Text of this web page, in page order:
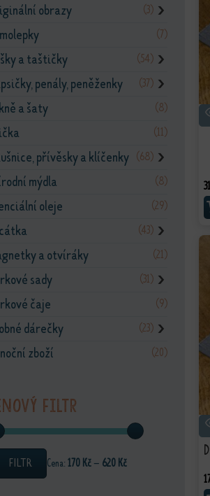
obrazy (3) ❯
(7)
a taštičky (54) ❯
penály, peněženky (37) ❯
a šaty (8)
(11)
přívěsky a klíčenky (68) ❯
mýdla (8)
oleje (29)
(43) ❯
a otvíráky (21)
sady (31) ❯
čaje (9)
dárečky (23) ❯
zboží (20)
filtr
FILTR Cena: 170 Kč— 620 Kč